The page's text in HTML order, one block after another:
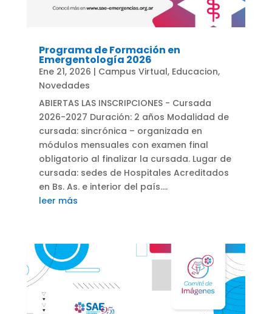
Programa de Formación en
Emergentología 2026
Ene 21, 2026 | Campus Virtual, Educacion,
Novedades
ABIERTAS LAS INSCRIPCIONES - Cursada
2026-2027 Duración: 2 años Modalidad de
cursada: sincrónica – organizada en
módulos mensuales con examen final
obligatorio al finalizar la cursada. Lugar de
cursada: sedes de Hospitales Acreditados
en Bs. As. e interior del país....
leer más